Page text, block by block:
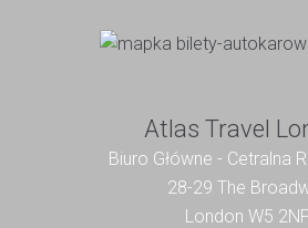
Atlas Travel
Biuro Główne - Cetralna
28-29 The
London W5